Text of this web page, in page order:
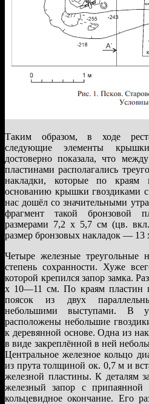
Таким образом, в ходе
следующие элементы
достоверно показала, что
пластинами располагались
накладки, которые по краям
основанию крышки гвоздиками
нас дошёл со значительными
фрагмент такой бронзовой
размерами 7,2 х 5,7 см (цв.
размер бронзовых накладок — 13
Четыре железные треугольные
степень сохранности. Хуже
которой крепился запор замка.
х 10—11 см. По краям пластин
поясок из двух
небольшими выступами. В
расположены небольшие
к деревянной основе. Одна из
в виде закреплённой в ней
Центральное железное кольцо
из прута толщиной ок. 0,7 м и
железной пластины. К деталям
железный запор с
кольцевидное окончание.